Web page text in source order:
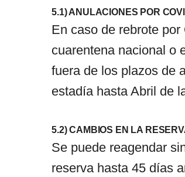
5.1) ANULACIONES POR
En caso de rebrote
cuarentena nacional o
fuera de los plazos de
estadía hasta Abril de
5.2) CAMBIOS EN LA
Se puede reagendar
reserva hasta 45 días